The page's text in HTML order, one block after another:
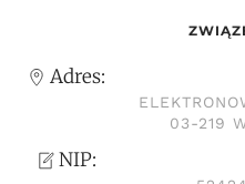
Adres:
03-219
NIP: